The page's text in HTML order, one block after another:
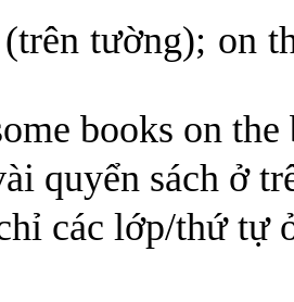
tường); on
books on
quyển sách ở
các lớp/thứ tự